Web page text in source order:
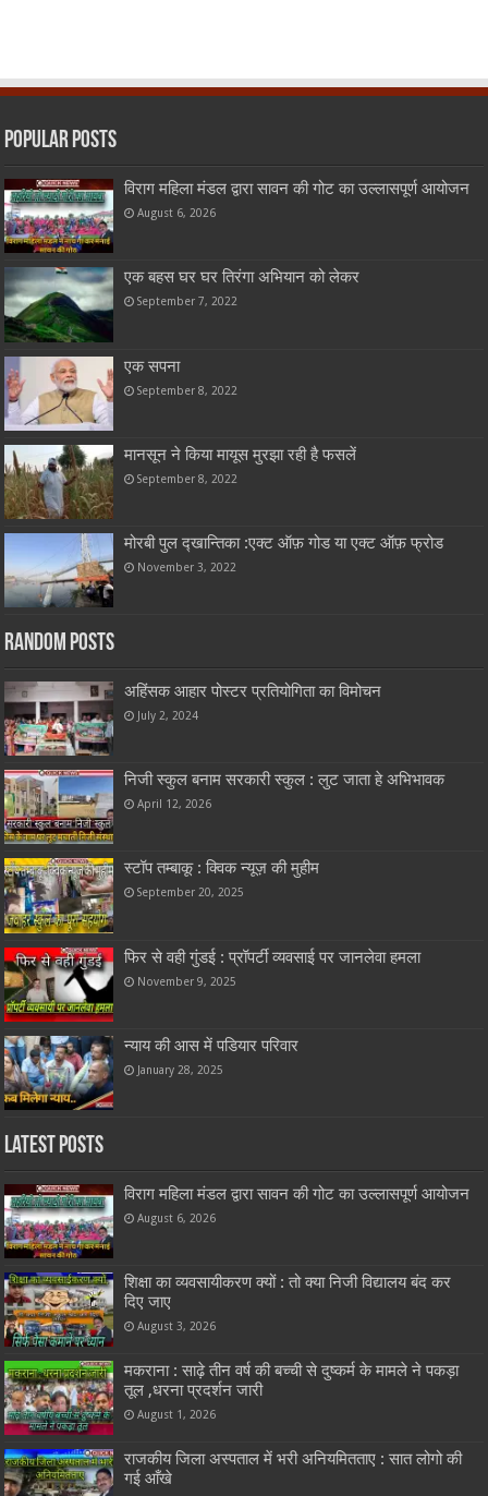
Popular Posts
विराग महिला मंडल द्वारा सावन की गोट का उल्लासपूर्ण आयोजन
August 6, 2026
एक बहस घर घर तिरंगा अभियान को लेकर
September 7, 2022
एक सपना
September 8, 2022
मानसून ने किया मायूस मुरझा रही है फसलें
September 8, 2022
मोरबी पुल द्खान्तिका :एक्ट ऑफ़ गोड या एक्ट ऑफ़ फ्रोड
November 3, 2022
Random Posts
अहिंसक आहार पोस्टर प्रतियोगिता का विमोचन
July 2, 2024
निजी स्कुल बनाम सरकारी स्कुल : लुट जाता हे अभिभावक
April 12, 2026
स्टॉप तम्बाकू : क्विक न्यूज़ की मुहीम
September 20, 2025
फिर से वही गुंडई : प्रॉपर्टी व्यवसाई पर जानलेवा हमला
November 9, 2025
न्याय की आस में पडियार परिवार
January 28, 2025
Latest Posts
विराग महिला मंडल द्वारा सावन की गोट का उल्लासपूर्ण आयोजन
August 6, 2026
शिक्षा का व्यवसायीकरण क्यों : तो क्या निजी विद्यालय बंद कर
दिए जाए
August 3, 2026
मकराना : साढ़े तीन वर्ष की बच्ची से दुष्कर्म के मामले ने पकड़ा
तूल ,धरना प्रदर्शन जारी
August 1, 2026
राजकीय जिला अस्पताल में भरी अनियमितताए : सात लोगो की
गई आँखे